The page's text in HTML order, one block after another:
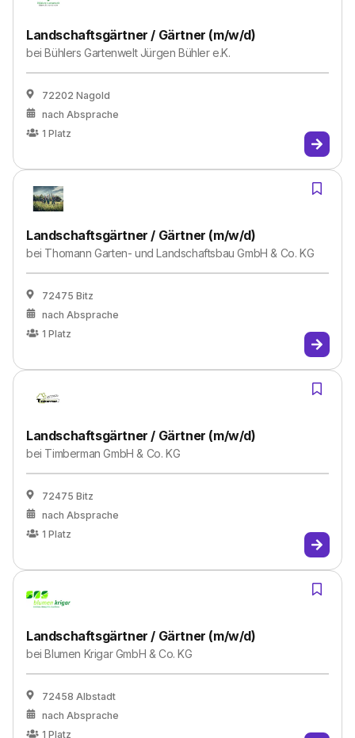
Landschaftsgärtner / Gärtner (m/w/d)
beiBühlers Gartenwelt Jürgen Bühler e.K.
72202 Nagold
nach Absprache
1 Platz
Landschaftsgärtner / Gärtner (m/w/d)
bei Thomann Garten- und Landschaftsbau GmbH & Co. KG
72475 Bitz
nach Absprache
1 Platz
Landschaftsgärtner / Gärtner (m/w/d)
bei Timberman GmbH & Co. KG
72475 Bitz
nach Absprache
1 Platz
Landschaftsgärtner / Gärtner (m/w/d)
beiBlumen Krigar GmbH & Co. KG
72458 Albstadt
nach Absprache
1 Platz